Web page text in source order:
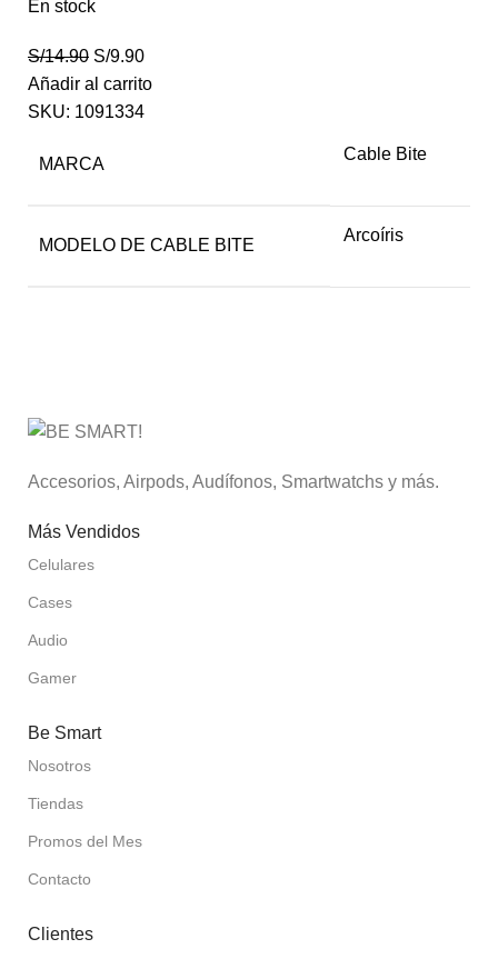
En stock
S/14.90 S/9.90
Añadir al carrito
SKU: 1091334
MARCA
Cable Bite
MODELO DE CABLE BITE
Arcoíris
Accesorios, Airpods, Audífonos, Smartwatchs y más.
Más Vendidos
Celulares
Cases
Audio
Gamer
Be Smart
Nosotros
Tiendas
Promos del Mes
Contacto
Clientes